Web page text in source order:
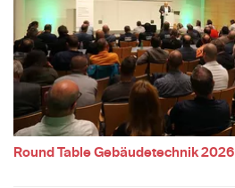
Round Table Gebäudetechnik 2026